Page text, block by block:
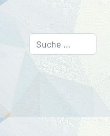
Suchen